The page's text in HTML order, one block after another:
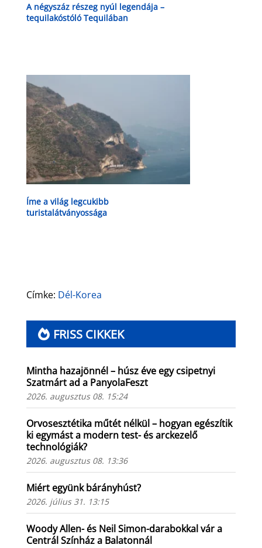
A négyszáz részeg nyúl legendája –
tequilakóstóló Tequilában
Íme a világ legcukibb
turistalátványossága
Címke: Dél-Korea
FRISS CIKKEK
Mintha hazajönnél – húsz éve egy csipetnyi
Szatmárt ad a PanyolaFeszt
2026. augusztus 08. 15:24
Orvosesztétika műtét nélkül – hogyan egészítik
ki egymást a modern test- és arckezelő
technológiák?
2026. augusztus 08. 13:36
Miért együnk bárányhúst?
2026. július 31. 13:15
Woody Allen- és Neil Simon-darabokkal vár a
Centrál Színház a Balatonnál